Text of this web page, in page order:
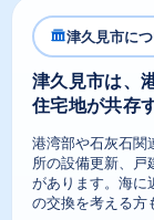
津久見市に
津久見市は、
住宅地が共存
港湾部や石灰石関
所の設備更新、戸
があります。海に
の交換を考える方